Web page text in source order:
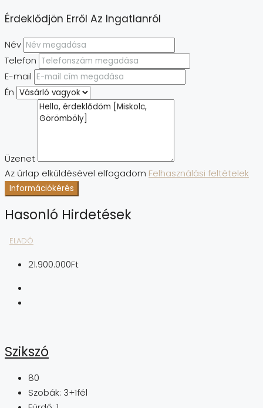
Érdeklődjön Erről Az Ingatlanról
Név
Telefon
E-mail
Én
Üzenet
Az űrlap elküldésével elfogadom Felhasználási feltételek
Információkérés
Hasonló Hirdetések
ELADÓ
21.900.000Ft
Szikszó
80
Szobák: 3+1fél